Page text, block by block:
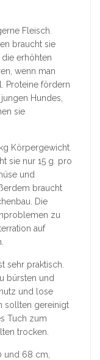
Fleisch.
braucht sie
erhöhten
wenn man
Proteine fördern
Hundes,
sie
Körpergewicht.
sie nur 15 g. pro
und
braucht
Die
zu
auf
sehr praktisch.
bürsten und
und lose
sollten gereinigt
Tuch zum
trocken.
und 68 cm,